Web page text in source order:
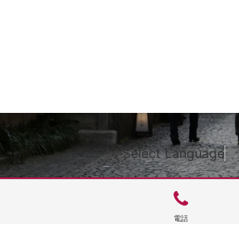
Select Language▼
電話